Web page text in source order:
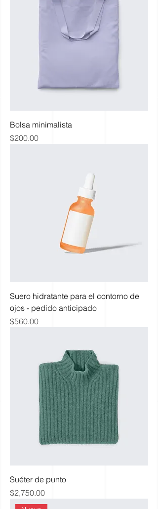
Bolsa minimalista
Precio
$200.00
Suero hidratante para el contorno de
ojos - pedido anticipado
Precio
$560.00
Suéter de punto
Precio
$2,750.00